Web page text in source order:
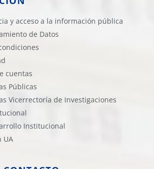
y acceso a la información pública
de Datos
cuentas
Públicas
Vicerrectoría de Investigaciones
Institucional
UA